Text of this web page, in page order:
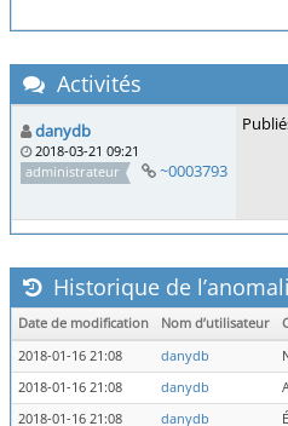
Activités
danydb
2018-03-21 09:21
administrateur
~0003793
Historique de
Date de modification Nom d’utilisateur
2018-01-16 21:08
danydb
2018-01-16 21:08
danydb
2018-01-16 21:08
danydb